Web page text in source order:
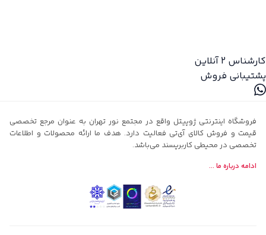
کارشناس 2
آنلاین
پشتیبانی فروش
فروشگاه اینترنتی ژوپیتل واقع در مجتمع نور تهران به عنوان مرجع تخصصی
قیمت و فروش کالای آی‌تی فعالیت دارد. هدف ما ارائه محصولات و اطلاعات
تخصصی در محیطی کاربرپسند می‌باشد.
ادامه درباره ما ...